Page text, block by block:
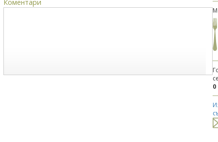
Коментари
0